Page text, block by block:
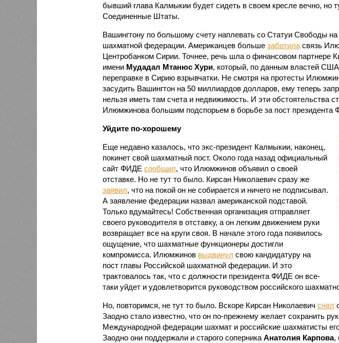
бывший глава Калмыкии будет сидеть в своем кресле вечно, но
Соединенные Штаты.
Вашингтону по большому счету наплевать со Статуи Свободы на
шахматной федерации. Американцев больше заботиласвязь
Центробанком Сирии. Точнее, речь шла о финансовом партнере
имени Мудадал Мтанюс Хури, который, по данным властей
переправке в Сирию взрывчатки. Не смотря на протесты
засудить Вашингтон на 50 миллиардов долларов, ему теперь
нельзя иметь там счета и недвижимость. И эти обстоятельства
Илюмжинова большим подспорьем в борьбе за пост президента
Уйдите по-хорошему
Еще недавно казалось, что экс-президент Калмыкии, наконец,
покинет свой шахматный пост. Около года назад официальный
сайт ФИДЕ сообщил, что Илюмжинов объявил о своей
отставке. Но не тут то было. Кирсан Николаевич сразу же
заявил, что на покой он не собирается и ничего не подписывал.
А заявление федерации назвал американской подставой.
Только вдумайтесь! Собственная организация отправляет
своего руководителя в отставку, а он легким движением руки
возвращает все на круги своя. В начале этого года появилось
ощущение, что шахматные функционеры достигли
компромисса. Илюмжинов выдвинул свою кандидатуру на
пост главы Российской шахматной федерации. И это
трактовалось так, что с должности президента ФИДЕ он все-
таки уйдет и удовлетворится руководством российского
Но, повторимся, не тут то было. Вскоре Кирсан Николаевич снял
Заодно стало известно, что он по-прежнему желает сохранить
Международной федерации шахмат и российские шахматисты
Заодно они поддержали и старого соперника Анатолия Карпова,